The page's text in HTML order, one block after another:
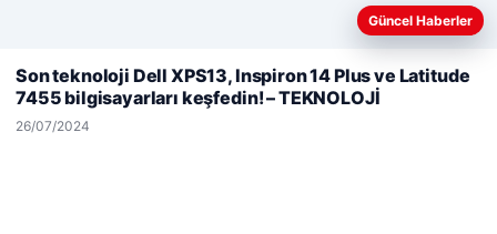
Web sitemizi nasıl kullandığınızı daha iyi anlayabilmek,
kullanıyoruz.Çerez Politikamız
Reddet Kabul Et
Güncel Haberler
Son teknoloji Dell XPS13, Inspiron 14 Plus ve Latitude
7455 bilgisayarları keşfedin! – TEKNOLOJİ
26/07/2024